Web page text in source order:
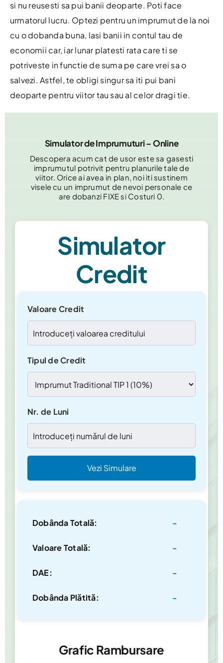
si nu reusesti sa pui banii deoparte. Poti face
urmatorul lucru. Optezi pentru un imprumut de la noi
cu o dobanda buna, lasi banii in contul tau de
economii car, iar lunar platesti rata care ti se
potriveste in functie de suma pe care vrei sa o
salvezi. Astfel, te obligi singur sa iti pui bani
deoparte pentru viitor tau sau al celor dragi tie.
Simulator de Imprumuturi – Online
Descopera acum cat de usor este sa gasesti
imprumutul potrivit pentru planurile tale de
viitor. Orice ai avea in plan, noi iti sustinem
visele cu un imprumut de nevoi personale ce
are dobanzi FIXE si Costuri 0.
Simulator
Credit
Valoare Credit
Tipul de Credit
Nr. de Luni
Vezi Simulare
Dobânda Totală: -
Valoare Totală: -
DAE: -
Dobânda Plătită: -
Grafic Rambursare